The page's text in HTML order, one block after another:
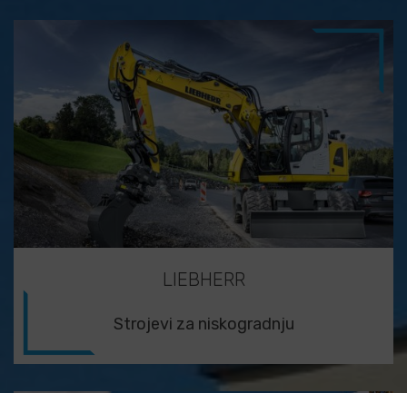
LIEBHERR
Strojevi za niskogradnju